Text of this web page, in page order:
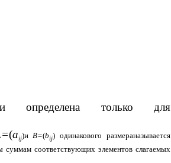
определена только для
(аij)и В=(bij)одинакового размераназывается
суммам соответствующих элементов слагаемых